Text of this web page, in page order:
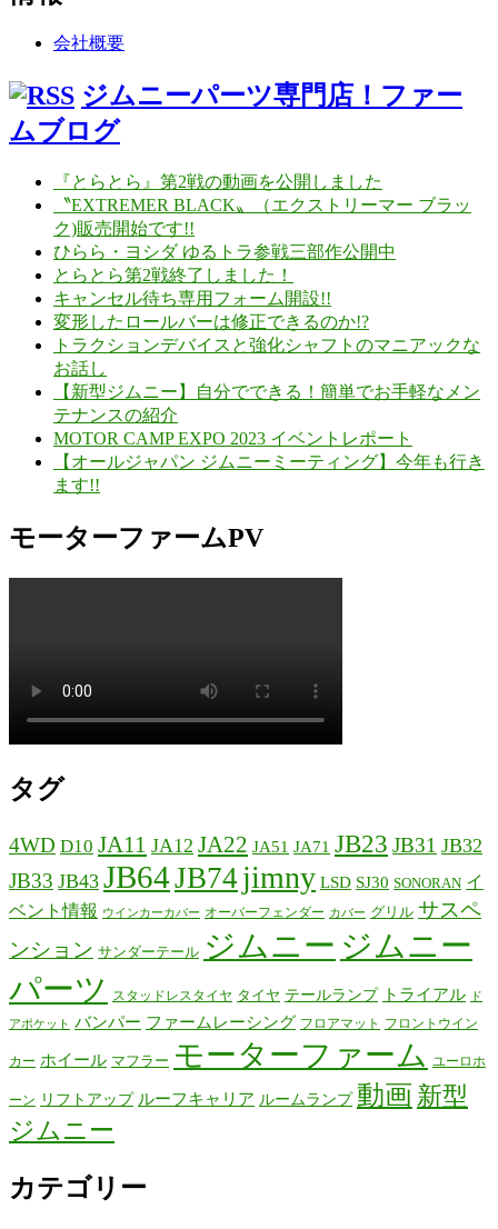
会社概要
ジムニーパーツ専門店！ファー
ムブログ
『とらとら』第2戦の動画を公開しました
〝EXTREMER BLACK〟（エクストリーマー ブラッ
ク)販売開始です!!
ひらら・ヨシダ ゆるトラ参戦三部作公開中
とらとら第2戦終了しました！
キャンセル待ち専用フォーム開設!!
変形したロールバーは修正できるのか!?
トラクションデバイスと強化シャフトのマニアックな
お話し
【新型ジムニー】自分でできる！簡単でお手軽なメン
テナンスの紹介
MOTOR CAMP EXPO 2023 イベントレポート
【オールジャパン ジムニーミーティング】今年も行き
ます!!
モーターファームPV
タグ
4WD D10 JA11 JA12 JA22 JA51 JA71 JB23 JB31 JB32
JB33 JB43 JB64JB74 jimny LSD SJ30 SONORAN イ
ベント情報
ウインカーカバー オーバーフェンダー カバー グリル サスペ
ンション サンダーテール ジムニー ジムニー
パーツ
スタッドレスタイヤ タイヤ テールランプ トライアル ド
アポケット バンパー ファームレーシング フロアマット フロントウイン
カー ホイール マフラー モーターファーム ユーロホ
ーン リフトアップ ルーフキャリア ルームランプ 動画 新型
ジムニー
カテゴリー